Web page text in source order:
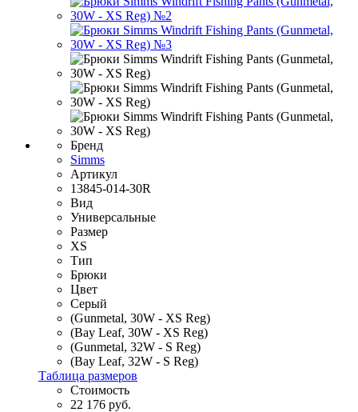
Бренд
Simms
Артикул
13845-014-30R
Вид
Универсальные
Размер
XS
Тип
Брюки
Цвет
Серый
(Gunmetal, 30W - XS Reg)
(Bay Leaf, 30W - XS Reg)
(Gunmetal, 32W - S Reg)
(Bay Leaf, 32W - S Reg)
Таблица размеров
Стоимость
22 176 руб.